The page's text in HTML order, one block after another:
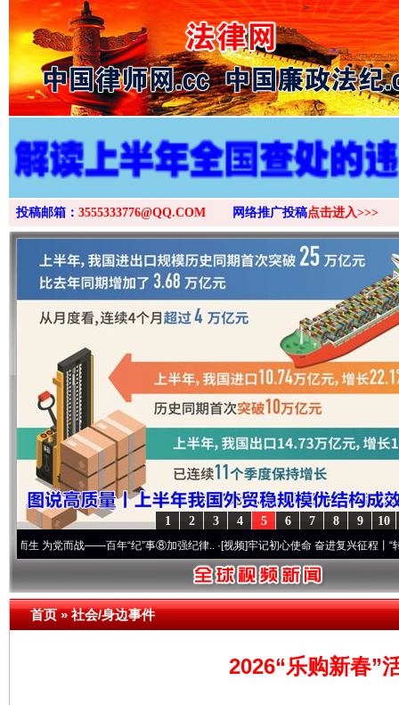
>
投稿邮箱： 3555333776@QQ.COM 网络推广投稿点击进入>>>
10
9
8
7
6
5
4
3
2
1
而战——百年“纪”事⑧加强纪律..·[视频]牢记初心使命 奋进复兴征程丨“转折之城”激
首页»社会/身边事件
2026“乐购新春”